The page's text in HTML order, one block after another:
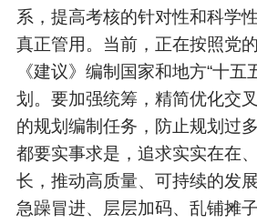
系，提高考核的针对性和科学
真正管用。当前，正在按照党
《建议》编制国家和地方“十五
划。要加强统筹，精简优化交
的规划编制任务，防止规划过
都要实事求是，追求实实在在
长，推动高质量、可持续的发
急躁冒进、层层加码、乱铺摊